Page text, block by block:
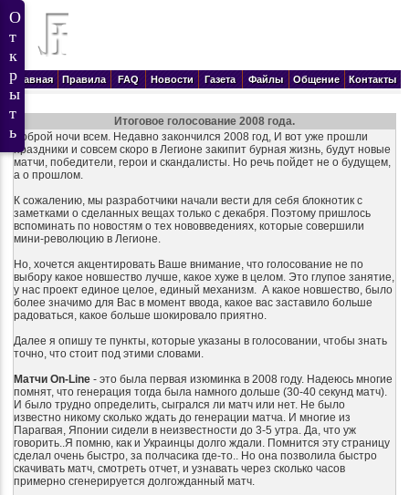
Главная Правила FAQ Новости Газета Файлы Общение Контакты
Итоговое голосование 2008 года.
Доброй ночи всем. Недавно закончился 2008 год, И вот уже прошли
праздники и совсем скоро в Легионе закипит бурная жизнь, будут новые
матчи, победители, герои и скандалисты. Но речь пойдет не о будущем,
а о прошлом.
К сожалению, мы разработчики начали вести для себя блокнотик с
заметками о сделанных вещах только с декабря. Поэтому пришлось
вспоминать по новостям о тех нововведениях, которые совершили
мини-революцию в Легионе.
Но, хочется акцентировать Ваше внимание, что голосование не по
выбору какое новшество лучше, какое хуже в целом. Это глупое занятие,
у нас проект единое целое, единый механизм. А какое новшество, было
более значимо для Вас в момент ввода, какое вас заставило больше
радоваться, какое больше шокировало приятно.
Далее я опишу те пункты, которые указаны в голосовании, чтобы знать
точно, что стоит под этими словами.
Матчи On-Line- это была первая изюминка в 2008 году. Надеюсь многие
помнят, что генерация тогда была намного дольше (30-40 секунд матч).
И было трудно определить, сыгрался ли матч или нет. Не было
известно никому сколько ждать до генерации матча. И многие из
Парагвая, Японии сидели в неизвестности до 3-5 утра. Да, что уж
говорить..Я помню, как и Украинцы долго ждали. Помнится эту страницу
сделал очень быстро, за полчасика где-то.. Но она позволила быстро
скачивать матч, смотреть отчет, и узнавать через сколько часов
примерно сгенерируется долгожданный матч.